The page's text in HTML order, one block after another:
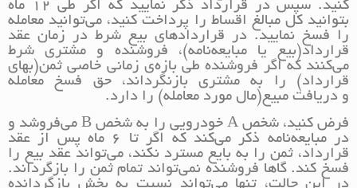
کنید. سپس در قرارداد ذکر نمایید که اگر طی 12 ماه
بتوانید کل مبالغ اقساط را پرداخت کنید، می‌توانید معامله
را فسخ نمایید. در قراردادهای بیع شرط در زمان عقد
قرارداد(بیع یا مبایعه‌نامه)، فروشنده و مشتری شرط
‌می‌کنند که اگر فروشنده طی بازه‌ی زمانی خاصی ثمن(بهای
قرارداد) را به مشتری بازنگرداند، حق فسخ معامله
و دریافت مبیع(مال مورد معامله) را دارد.
فرض کنید، شخص A خودرویی را به شخص B می‌فروشد و
در مبایعه‌نامه ذکر می‌کند که اگر تا 6 ماه پس از عقد
قرارداد، ثمن را به بایع مسترد نکند، می‌تواند عقد بیع را
فسخ کند. گاها فروشنده نمی‌تواند تمام ثمن را بازگرداند.
در این حالت، تنها می‌تواند نسبت به بخش بازگردانده